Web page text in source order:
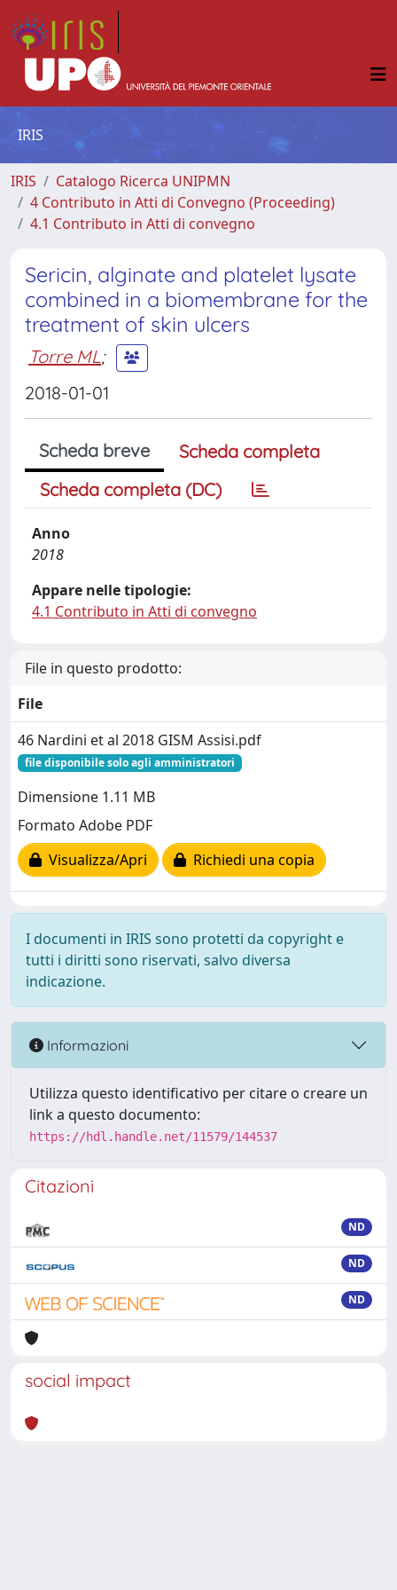
IRIS
IRIS
Catalogo Ricerca UNIPMN
4 Contributo in Atti di Convegno (Proceeding)
4.1 Contributo in Atti di convegno
Sericin, alginate and platelet lysate
combined in a biomembrane for the
treatment of skin ulcers
Torre ML;
2018-01-01
Scheda breve
Scheda completa
Scheda completa (DC)
Anno
2018
Appare nelle tipologie:
4.1 Contributo in Atti di convegno
File in questo prodotto:
File
46 Nardini et al 2018 GISM Assisi.pdf
file disponibile solo agli amministratori
Dimensione 1.11 MB
Formato Adobe PDF
Visualizza/Apri
Richiedi una copia
I documenti in IRIS sono protetti da copyright e
tutti i diritti sono riservati, salvo diversa
indicazione.
Informazioni
Utilizza questo identificativo per citare o creare un
link a questo documento:
https://hdl.handle.net/11579/144537
Citazioni
ND
ND
ND
social impact